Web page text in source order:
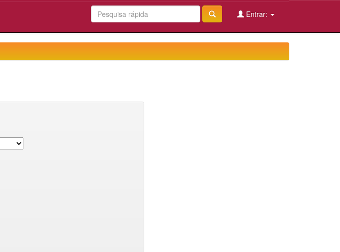
Entrar: